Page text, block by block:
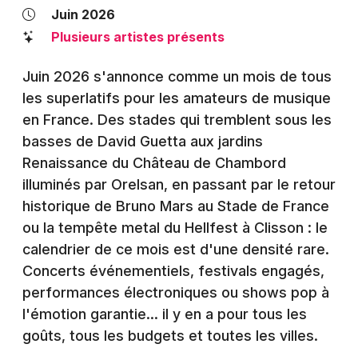
Spectacles
Concerts
Sports
Soirées
Sorties famille
Expos
Sorties & loisirs
Montpellier
Nantes
Nice
Paris
Strasbourg
Toulouse
Toutes les villes
Juin 2026
Plusieurs artistes présents
Juin 2026 s'annonce comme un mois de tous
les superlatifs pour les amateurs de musique
en France. Des stades qui tremblent sous les
basses de David Guetta aux jardins
Renaissance du Château de Chambord
illuminés par Orelsan, en passant par le retour
historique de Bruno Mars au Stade de France
ou la tempête metal du Hellfest à Clisson : le
calendrier de ce mois est d'une densité rare.
Concerts événementiels, festivals engagés,
performances électroniques ou shows pop à
l'émotion garantie… il y en a pour tous les
goûts, tous les budgets et toutes les villes.